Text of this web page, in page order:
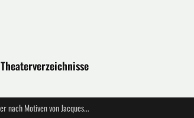
Theaterverzeichnisse
"Offenbachs Erzählungen - Eine Reise zum Mond und darüber hinaus" - Musiktheater nach Motiven von Jacques Offenbach - Kinderopernhaus Unter den Lnden Berlin